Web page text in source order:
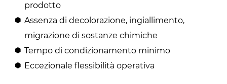
prodotto
Assenza di decolorazione, ingiallimento,
migrazione di sostanze chimiche
Tempo di condizionamento minimo
Eccezionale flessibilità operativa